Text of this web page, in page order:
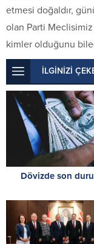
etmesi doğaldır,
olan Parti Meclisimiz
kimler olduğunu
İLGİNİZİ
Dövizde son